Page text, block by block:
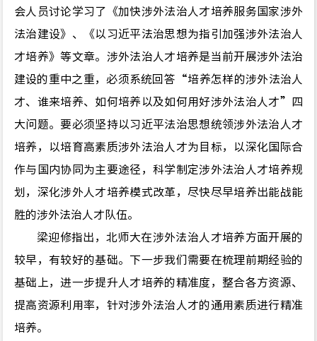
会人员讨论学习了《加快涉外法治人才培养服务国家涉外
法治建设》、《以习近平法治思想为指引加强涉外法治人
才培养》等文章。涉外法治人才培养是当前开展涉外法治
建设的重中之重，必须系统回答“培养怎样的涉外法治人
才、谁来培养、如何培养以及如何用好涉外法治人才”四
大问题。要必须坚持以习近平法治思想统领涉外法治人才
培养，以培育高素质涉外法治人才为目标，以深化国际合
作与国内协同为主要途径，科学制定涉外法治人才培养规
划，深化涉外人才培养模式改革，尽快尽早培养出能战能
胜的涉外法治人才队伍。
梁迎修指出，北师大在涉外法治人才培养方面开展的
较早，有较好的基础。下一步我们需要在梳理前期经验的
基础上，进一步提升人才培养的精准度，整合各方资源、
提高资源利用率，针对涉外法治人才的通用素质进行精准
培养。